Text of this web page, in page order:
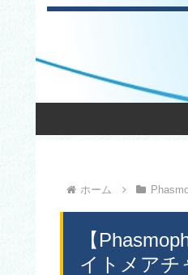
ホーム
【
イトメアチ